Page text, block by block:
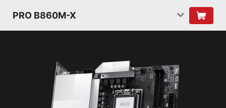
PRO B860M-X